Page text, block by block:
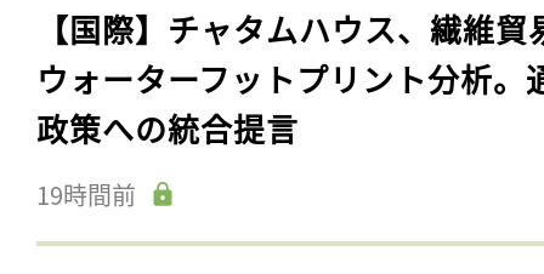
【国際】チャタムハウス、繊維貿
ウォーターフットプリント分析。
政策への統合提言
19時間前